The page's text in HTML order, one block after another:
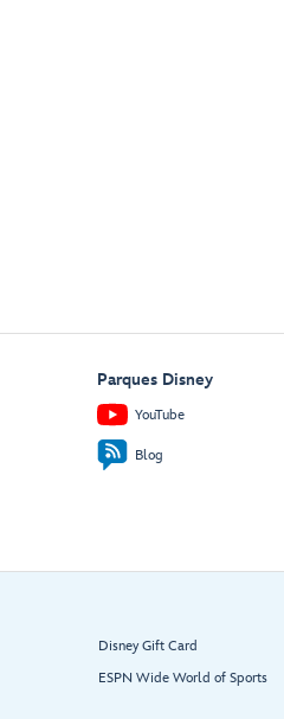
Parques Disney
YouTube
Blog
Disney Gift Card
ESPN Wide World of Sports